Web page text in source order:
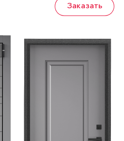
Заказать